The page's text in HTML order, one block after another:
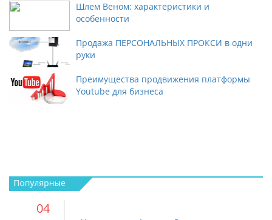
Шлем Веном: характеристики и
особенности
Продажа ПЕРСОНАЛЬНЫХ ПРОКСИ в одни
руки
Преимущества продвижения платформы
Youtube для бизнеса
04